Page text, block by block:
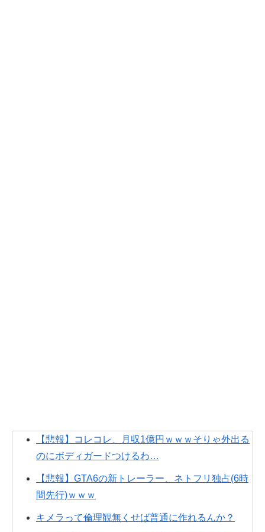
【悲報】コレコレ、月収1億円ｗｗｗそりゃ外出る
のにボディガードつけるわ…
【悲報】GTA6の新トレーラー、ネトフリ独占(6時
間先行)ｗｗｗ
キメラって倫理観無くせば普通に作れるんか？